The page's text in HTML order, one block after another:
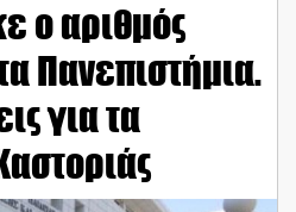
ο αριθμός
Πανεπιστήμια.
για τα